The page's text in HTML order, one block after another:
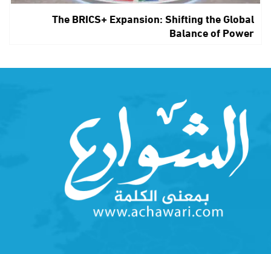
The BRICS+ Expansion: Shifting the Global
Balance of Power